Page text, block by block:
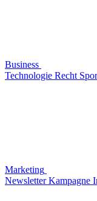
Business
Technologie Recht
Marketing
Newsletter Kampagne